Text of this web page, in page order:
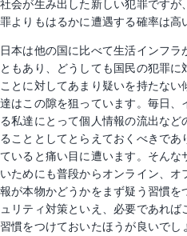
社会が生み出した新しい犯罪です
罪よりもはるかに遭遇する確率は高
日本は他の国に比べて生活インフ
ともあり、どうしても国民の犯罪
ことに対してあまり疑いを持たな
達はこの隙を狙っています。毎日
る私達にとって個人情報の流出など
ることとしてとらえておくべきで
ていると痛い目に遭います。そん
いためにも普段からオンライン、
報が本物かどうかをまず疑う習慣
ュリティ対策といえ、必要であれ
習慣をつけておいたほうが良いでし